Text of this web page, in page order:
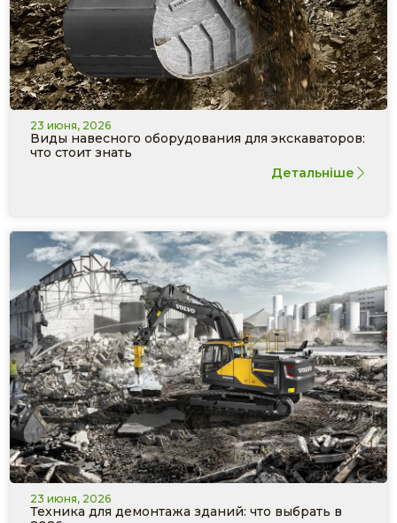
23 июня, 2026
Виды навесного оборудования для экскаваторов:
что стоит знать
Детальніше
23 июня, 2026
Техника для демонтажа зданий: что выбрать в